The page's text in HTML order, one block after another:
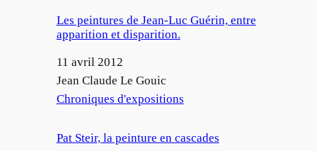
Les peintures de Jean-Luc Guérin, entre
apparition et disparition.
Date
11 avril 2012
Auteur
Jean Claude Le Gouic
Par rapport à
Chroniques d'expositions
Pat Steir, la peinture en cascades